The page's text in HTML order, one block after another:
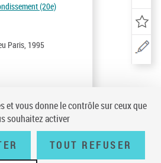
(20e)
Paris, 1995
à jour :98/06/26
et vous donne le contrôle sur ceux que
souhaitez activer
TOUT REFUSER